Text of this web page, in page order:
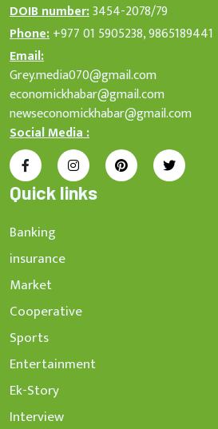
DOIB number:3454-2078/79
Phone:+977 01 5905238, 9865189441
Email:
Grey.media070@gmail.com
economickhabar@gmail.com
newseconomickhabar@gmail.com
Social Media :
Quick links
Banking
insurance
Market
Cooperative
Sports
Entertainment
Ek-Story
Interview